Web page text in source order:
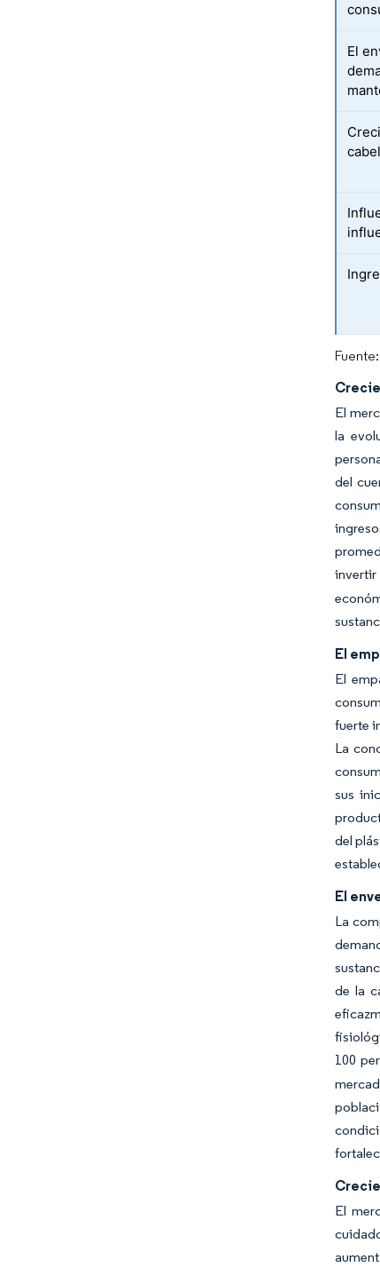
El
El
la
del
invertir
El
El
fuerte
La
sus
del
El
La
de la
100
El